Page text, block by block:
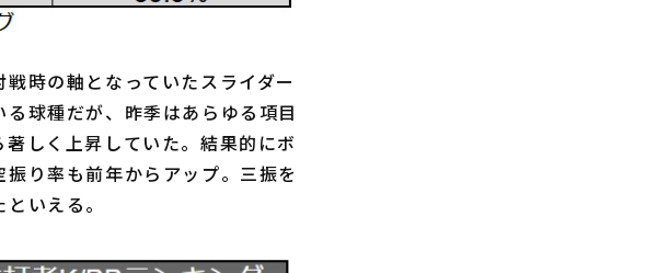
時の軸となっていたスライダー
球種だが、昨季はあらゆる項目
しく上昇していた。結果的にボ
り率も前年からアップ。三振を
いえる。